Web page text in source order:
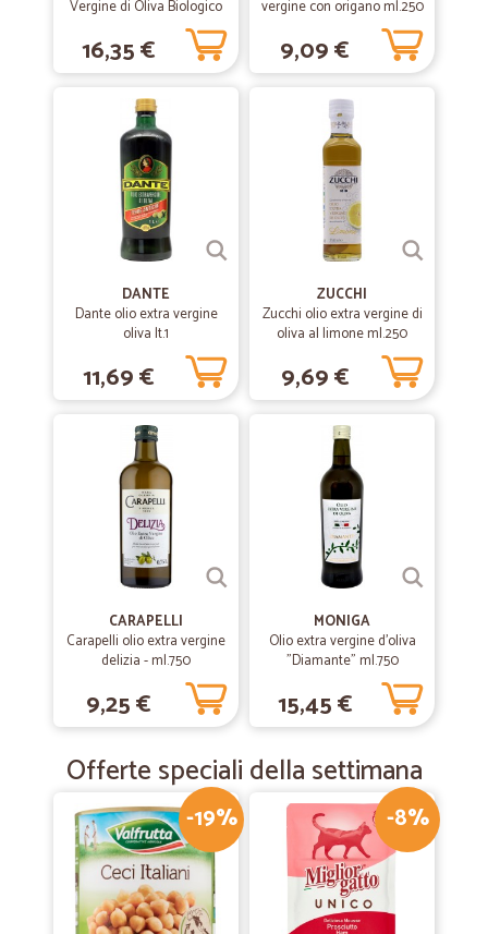
salumi. Grazie di esserci, in questi gg di feste mi ero azzoppata e non
potevo guidare ma ho ricevuto la mia roba lo stesso, evitando il
freddo, le camminate, l'automobile e altre rotture classiche
dell'andare a fare la spesa al super.
Vergine di Oliva Biologico
16,35 €
vergine con origano ml.250
9,09 €
DANTE
Dante olio extra vergine
oliva lt.1
11,69 €
ZUCCHI
Zucchi olio extra vergine di
oliva al limone ml.250
9,69 €
CARAPELLI
Carapelli olio extra vergine
delizia - ml.750
9,25 €
MONIGA
Olio extra vergine d'oliva
"Diamante" ml.750
15,45 €
Offerte speciali della settimana
-19% -8%